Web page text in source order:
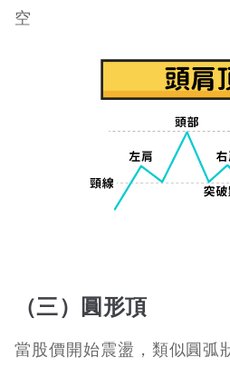
空
（三）圓形頂
當股價開始震盪，類似圓弧